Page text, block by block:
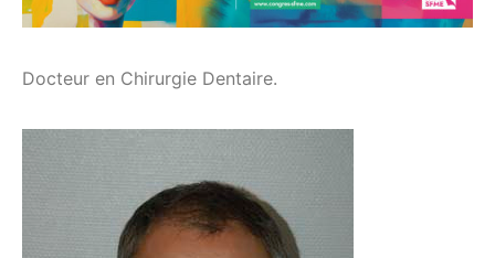
Docteur en Chirurgie Dentaire.